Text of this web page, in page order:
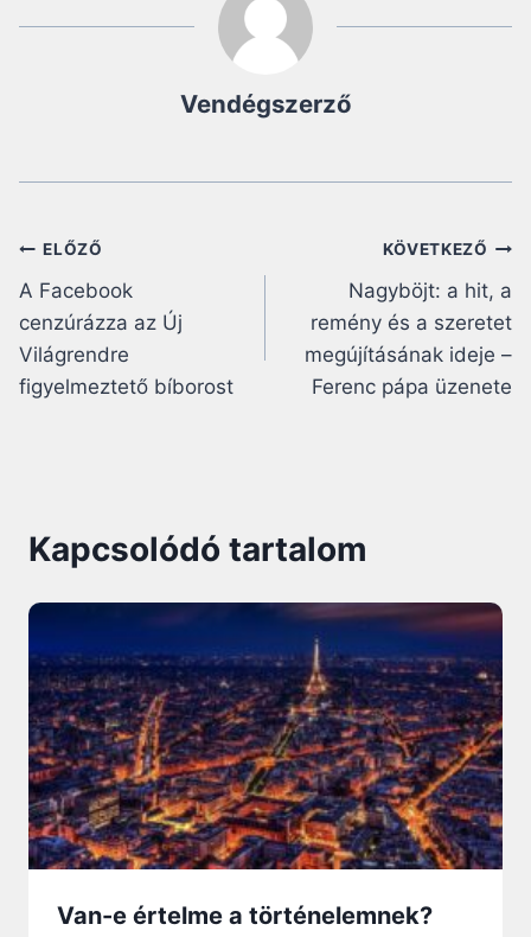
Vendégszerző
Bejegyzés
navigáció
ELŐZŐ
A Facebook
cenzúrázza az Új
Világrendre
figyelmeztető bíborost
KÖVETKEZŐ
Nagyböjt: a hit, a
remény és a szeretet
megújításának ideje –
Ferenc pápa üzenete
Kapcsolódó tartalom
Van-e értelme a történelemnek?